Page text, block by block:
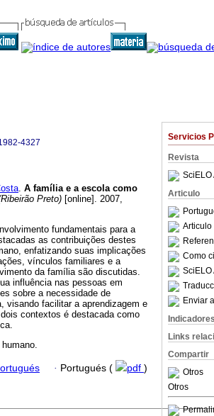
Servicios
Revista
SciELO
Articulo
Articulo
Como
SciELO
Enviar
Indicadores
Links
Compartir
Otros
Otros
4327
. A família e a escola como
Preto) [online]. 2007,
fundamentais para a
as contribuições destes
enfatizando suas implicações
vínculos familiares e a
da família são discutidas.
influência nas pessoas em
sobre a necessidade de
visando facilitar a aprendizagem e
contextos é destacada como
· Portugués ( pdf )